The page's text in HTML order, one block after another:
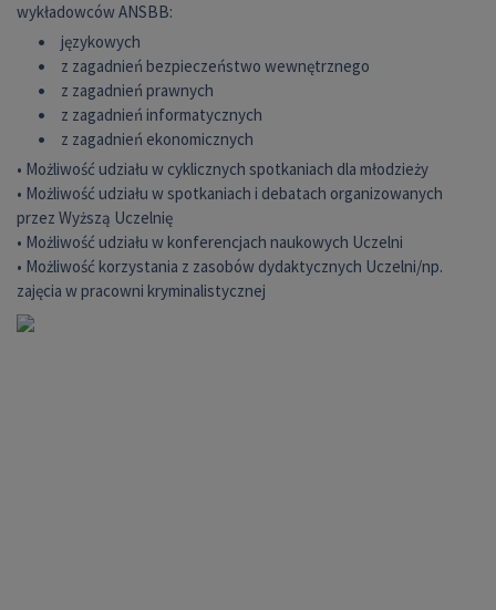
wykładowców ANSBB:
językowych
z zagadnień bezpieczeństwo wewnętrznego
z zagadnień prawnych
z zagadnień informatycznych
z zagadnień ekonomicznych
• Możliwość udziału w cyklicznych spotkaniach dla młodzieży
• Możliwość udziału w spotkaniach i debatach organizowanych
przez Wyższą Uczelnię
• Możliwość udziału w konferencjach naukowych Uczelni
• Możliwość korzystania z zasobów dydaktycznych Uczelni/np.
zajęcia w pracowni kryminalistycznej